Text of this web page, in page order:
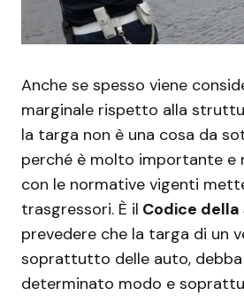
Anche se spesso viene
marginale rispetto alla
la targa non è una cosa da
perché è molto importante e
con le normative vigenti
trasgressori. È il Codice
prevedere che la targa di un
soprattutto delle auto, debba
determinato modo e